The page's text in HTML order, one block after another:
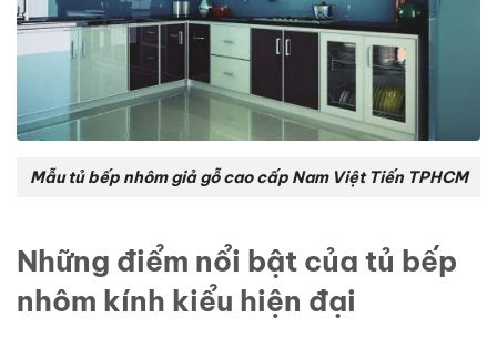
Mẫu tủ bếp nhôm giả gỗ cao cấp Nam Việt Tiến TPHCM
Những điểm nổi bật của tủ bếp
nhôm kính kiểu hiện đại